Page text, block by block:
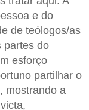
e do
de teólogos/as
partes do
esforço
partilhar o
mostrando a